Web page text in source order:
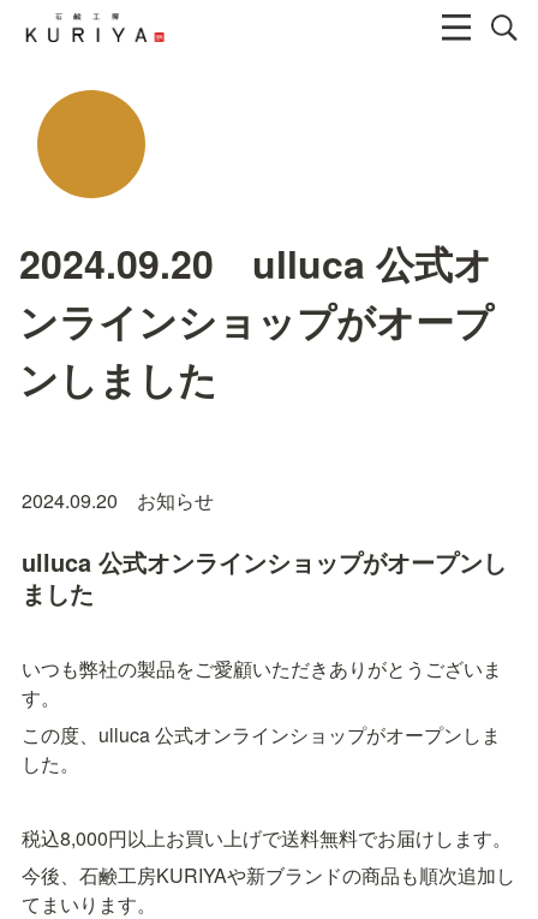
2024.09.20 ulluca 公式オ
ンラインショップがオープ
ンしました
2024.09.20　お知らせ
ulluca 公式オンラインショップがオープンし
ました
いつも弊社の製品をご愛顧いただきありがとうございま
す。
この度、ulluca 公式オンラインショップがオープンしま
した。
税込8,000円以上お買い上げで送料無料でお届けします。
今後、石鹸工房KURIYAや新ブランドの商品も順次追加し
てまいります。